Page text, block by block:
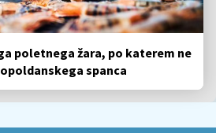
poletnega žara, po katerem ne
spanca